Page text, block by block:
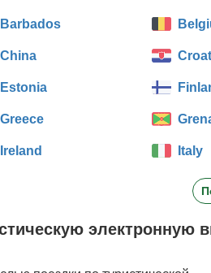
Barbados
China
Estonia
Greece
Ireland Italy
Macau
электронную